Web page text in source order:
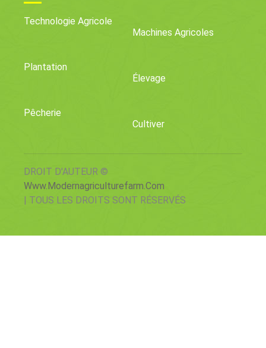
Technologie Agricole
Machines Agricoles
Plantation
Élevage
Pêcherie
Cultiver
DROIT D'AUTEUR ©
Www.modernagriculturefarm.com
| TOUS LES DROITS SONT RÉSERVÉS